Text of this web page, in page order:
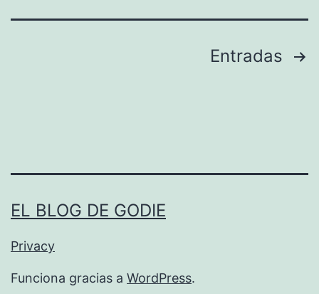
N
P
Entradas
EL BLOG DE GODIE
Privacy
Funciona gracias a WordPress.